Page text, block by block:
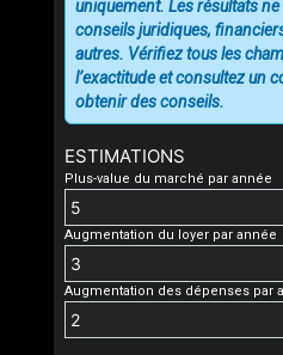
ESTIMATIONS
Plus-value du marché par année
Augmentation du loyer par année
Augmentation des dépenses par
uniquement. Les résultats
conseils juridiques,
autres. Vérifiez tous les
l’exactitude et consultez un
obtenir des conseils.